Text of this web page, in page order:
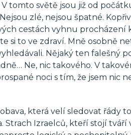
tomto světě jsou již od
zlé, nejsou špatné.
cestách vyhnu procházení
si to ve zdraví. Mně osobně
Nějaký ten falešný
Ne, nic takového. V
noci s tím, že jsem nic
která velí sledovat řády
Strach Izraelců, kteří stojí